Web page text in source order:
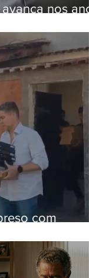
nos
com